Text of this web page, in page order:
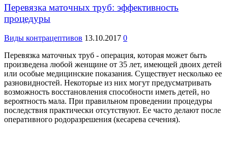
Перевязка маточных труб: эффективность
процедуры
Виды контрацептивов 13.10.2017 0
Перевязка маточных труб - операция, которая может быть
произведена любой женщине от 35 лет, имеющей двоих детей
или особые медицинские показания. Существует несколько ее
разновидностей. Некоторые из них могут предусматривать
возможность восстановления способности иметь детей, но
вероятность мала. При правильном проведении процедуры
последствия практически отсутствуют. Ее часто делают после
оперативного родоразрешения (кесарева сечения).